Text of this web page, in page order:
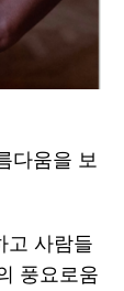
다움을 보
고 사람들
풍요로움